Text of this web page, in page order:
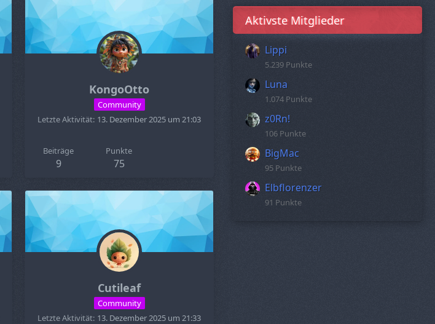
KongoOtto
Community
Letzte Aktivität 13. Dezember 2025 um 21:03
Beiträge
9
Punkte
75
Cutileaf
Community
Letzte Aktivität 13. Dezember 2025 um 21:33
Aktivste Mitglieder
Lippi
5.239 Punkte
Luna
1.074 Punkte
z0Rn!
106 Punkte
BigMac
95 Punkte
Elbflorenzer
91 Punkte